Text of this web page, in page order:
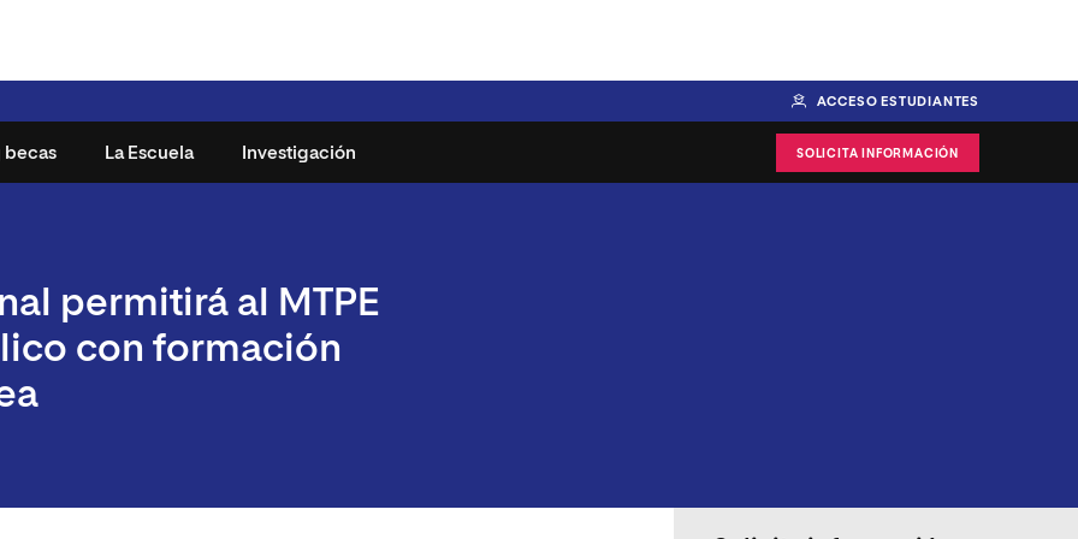
ACCESO ESTUDIANTES
becas La Escuela
Presencia internacional
Investigación SOLICITA INFORMACIÓN
permitirá al MTPE
con formación